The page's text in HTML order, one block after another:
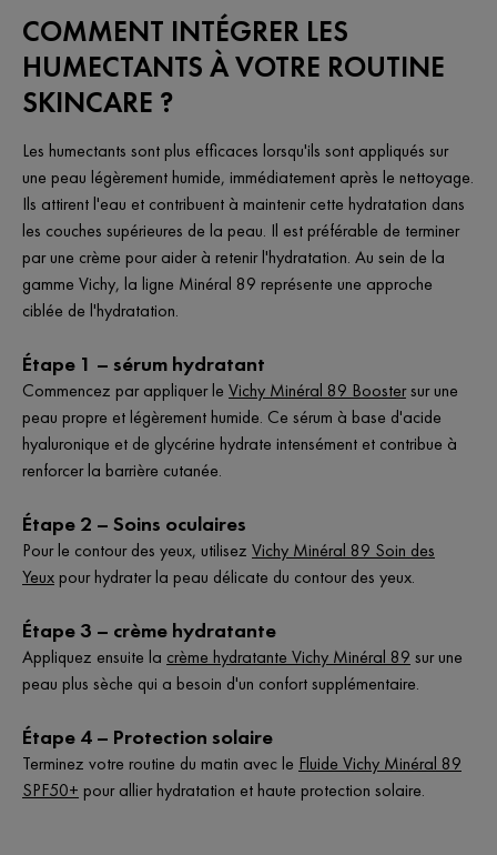
COMMENT INTÉGRER LES
HUMECTANTS À VOTRE ROUTINE
SKINCARE ?
Les humectants sont plus efficaces lorsqu'ils sont appliqués sur
une peau légèrement humide, immédiatement après le nettoyage.
Ils attirent l'eau et contribuent à maintenir cette hydratation dans
les couches supérieures de la peau. Il est préférable de terminer
par une crème pour aider à retenir l'hydratation. Au sein de la
gamme Vichy, la ligne Minéral 89 représente une approche
ciblée de l'hydratation.
Étape 1 – sérum hydratant
Commencez par appliquer le Vichy Minéral 89 Boostersur une
peau propre et légèrement humide. Ce sérum à base d'acide
hyaluronique et de glycérine hydrate intensément et contribue à
renforcer la barrière cutanée.
Étape 2 – Soins oculaires
Pour le contour des yeux, utilisez Vichy Minéral 89 Soin des
Yeuxpour hydrater la peau délicate du contour des yeux.
Étape 3 – crème hydratante
Appliquez ensuite la crème hydratante Vichy Minéral 89 sur une
peau plus sèche qui a besoin d'un confort supplémentaire.
Étape 4 – Protection solaire
Terminez votre routine du matin avec le Fluide Vichy Minéral 89
SPF50+ pour allier hydratation et haute protection solaire.